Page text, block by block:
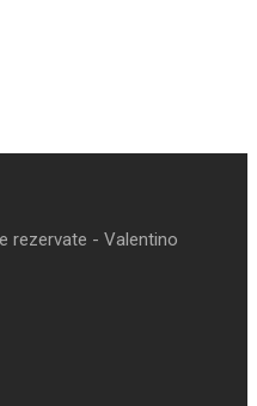
rezervate - Valentino